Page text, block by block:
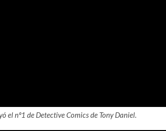
el nº1 de Detective Comics de Tony Daniel.